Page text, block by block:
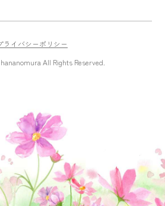
ライバシーポリシー
All Rights Reserved.